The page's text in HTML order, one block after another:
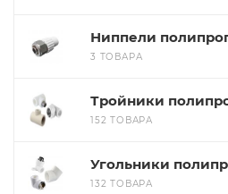
Ниппели
3 ТОВАРА
Тройники
152 ТОВАРА
Угольники
132 ТОВАРА